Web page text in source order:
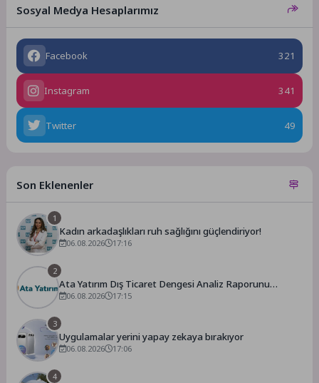
Sosyal Medya Hesaplarımız
Facebook 321
Instagram 341
Twitter 49
Son Eklenenler
1
Kadın arkadaşlıkları ruh sağlığını güçlendiriyor!
06.08.2026 17:16
2
Ata Yatırım Dış Ticaret Dengesi Analiz Raporunu
Yayımladı
06.08.2026 17:15
3
Uygulamalar yerini yapay zekaya bırakıyor
06.08.2026 17:06
4